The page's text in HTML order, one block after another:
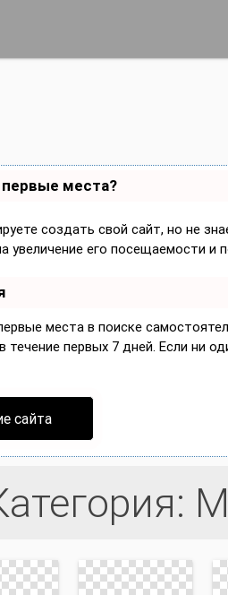
первые места?
создать свой сайт, но не
увеличение его посещаемости и
места в поиске
первых 7 дней. Если ни
сайта